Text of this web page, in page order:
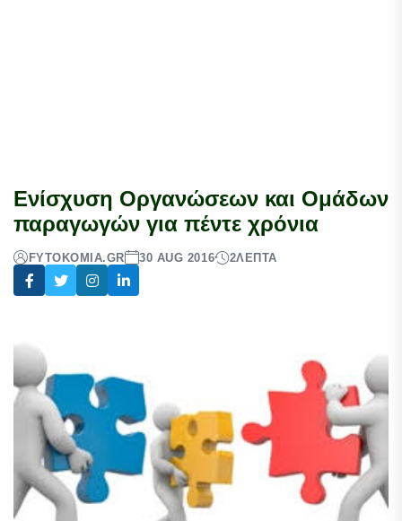
Ενίσχυση Οργανώσεων και Ομάδων
παραγωγών για πέντε χρόνια
FYTOKOMIA.GR 30 AUG 2016 2ΛΕΠΤΆ